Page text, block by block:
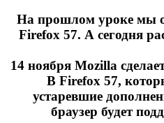
На прошлом уроке мы
Firefox 57. А сегодня
14 ноября Mozilla
В Firefox 57,
устаревшие
браузер будет